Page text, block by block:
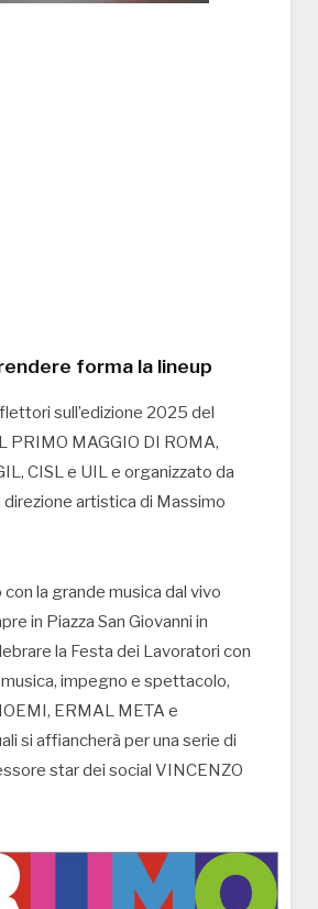
forma la lineup
sull’edizione 2025 del
PRIMO MAGGIO DI ROMA,
CISL e UIL e organizzato da
direzione artistica di Massimo
con la grande musica dal vivo
in Piazza San Giovanni in
la Festa dei Lavoratori con
impegno e spettacolo,
ERMAL META e
si affiancherà per una serie di
star dei social VINCENZO